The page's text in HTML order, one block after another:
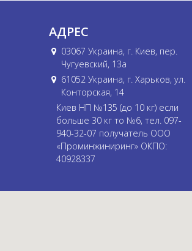
АДРЕС
03067 Украина, г. Киев, пер.
Чугуевский, 13а
61052 Украина, г. Харьков, ул.
Конторская, 14
Киев НП №135 (до 10 кг) если
больше 30 кг то №6, тел. 097-
940-32-07 получатель ООО
«Проминжиниринг» ОКПО:
40928337